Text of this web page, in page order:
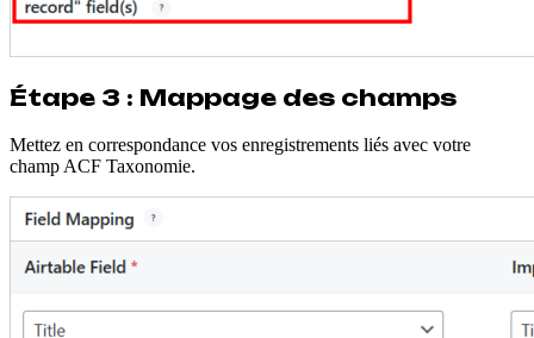
Étape 3 : Mappage des champs
Mettez en correspondance vos enregistrements liés avec votre
champ ACF Taxonomie.